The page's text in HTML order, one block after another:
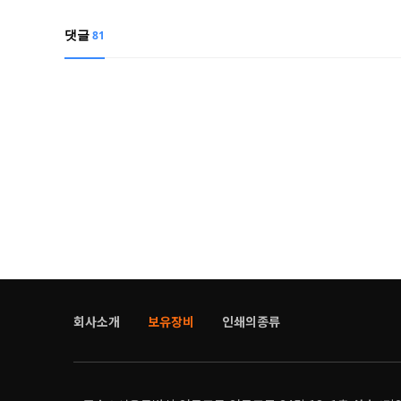
댓글81
회사소개 보유장비 인쇄의종류